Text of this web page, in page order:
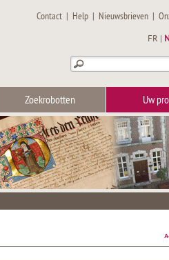
Contact | Help | Nieuwsbrieven |
FR
Zoekrobotten Uw